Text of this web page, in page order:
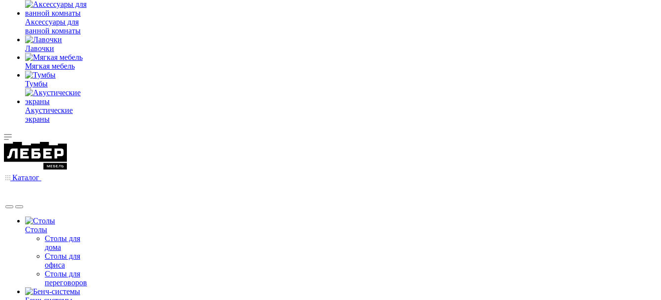
Аксессуары для
ванной комнаты
Лавочки
Мягкая мебель
Тумбы
Акустические
экраны
Каталог
Столы
Столы для
дома
Столы для
офиса
Столы для
переговоров